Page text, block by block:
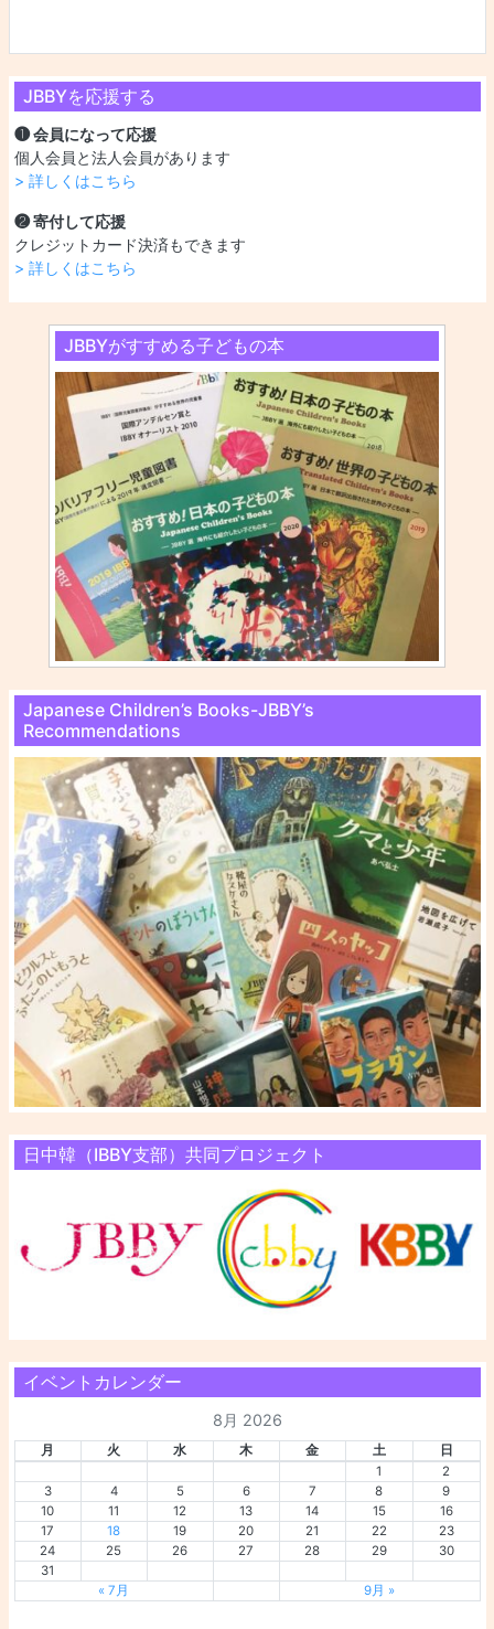
JBBYを応援する
❶ 会員になって応援
個人会員と法人会員があります
> 詳しくはこちら
❷ 寄付して応援
クレジットカード決済もできます
> 詳しくはこちら
JBBYがすすめる子どもの本
Japanese Children’s Books-JBBY’s
Recommendations
日中韓（IBBY支部）共同プロジェクト
イベントカレンダー
8月 2026
月 火 水 木 金 土
日
1
2
3
4 5 6 7 8
9
10
11 12 13 14 15
16
17
18 19 20 21 22
23
24
25 26 27 28 29
30
31
« 7月
9月 »